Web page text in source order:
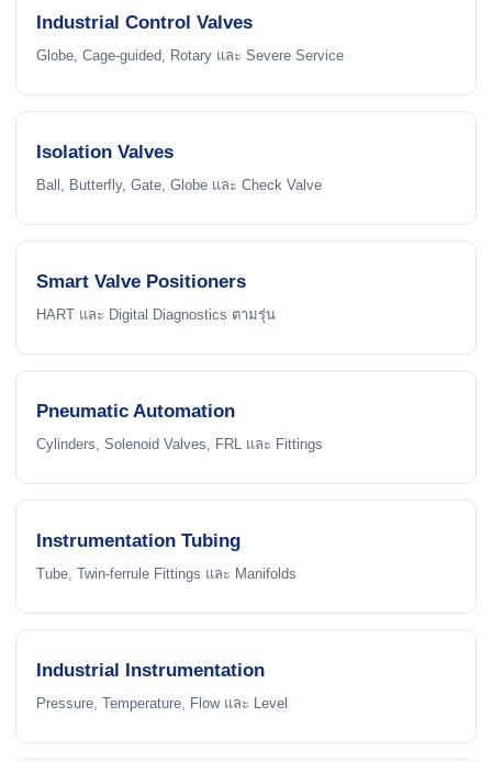
Industrial Control Valves
Globe, Cage-guided, Rotary และ Severe Service
Isolation Valves
Ball, Butterfly, Gate, Globe และ Check Valve
Smart Valve Positioners
HART และ Digital Diagnostics ตามรุ่น
Pneumatic Automation
Cylinders, Solenoid Valves, FRL และ Fittings
Instrumentation Tubing
Tube, Twin-ferrule Fittings และ Manifolds
Industrial Instrumentation
Pressure, Temperature, Flow และ Level